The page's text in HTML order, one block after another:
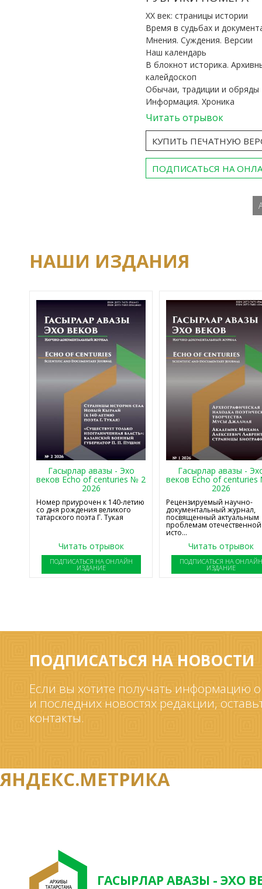
ХХ век: страницы истории
Время в судьбах и
Мнения. Суждения. Версии
Наш календарь
В блокнот историка.
калейдоскоп
Обычаи, традиции и обряды
Информация. Хроника
Читать отрывок
КУПИТЬ ПЕЧАТНУЮ
ПОДПИСАТЬСЯ НА
НАШИ ИЗДАНИЯ
Гасырлар авазы - Эхо
веков Echo of centuries № 2
2026
Номер приурочен к 140-летию
со дня рождения великого
татарского поэта Г. Тукая
Читать отрывок
ПОДПИСАТЬСЯ НА ОНЛАЙН
ИЗДАНИЕ
Гасырлар авазы -
веков Echo of
2026
Рецензируемый научно-
документальный журнал,
посвященный актуальным
проблемам отечественной
исто...
Читать отрывок
ПОДПИСАТЬСЯ НА
ИЗДАНИЕ
ПОДПИСАТЬСЯ НА НОВОСТИ
Если вы хотите получать информацию
и последних новостях редакции,
контакты.
ЯНДЕКС.МЕТРИКА
ГАСЫРЛАР АВАЗЫ - ЭХО